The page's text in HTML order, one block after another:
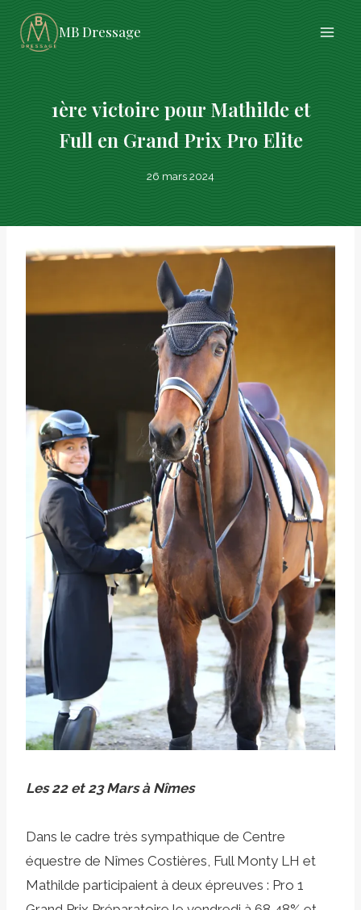
MB Dressage
1ère victoire pour Mathilde et
Full en Grand Prix Pro Elite
26 mars 2024
Les 22 et 23 Mars à Nîmes
Dans le cadre très sympathique de Centre
équestre de Nîmes Costières, Full Monty LH et
Mathilde participaient à deux épreuves : Pro 1